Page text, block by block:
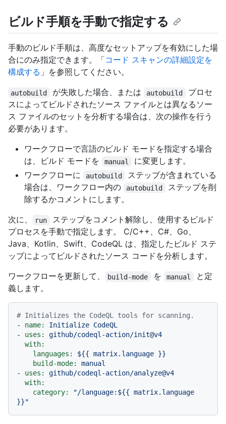
ビルド手順を手動で指定する
手動のビルド手順は、高度なセットアップを有効にした場
合にのみ指定できます。「コード スキャンの詳細設定を
構成する 」を参照してください。
autobuild が失敗した場合、または autobuild
プロセ
スによってビルドされたソース ファイルとは異なるソー
ス ファイルのセットを分析する場合は、次の操作を行う
必要があります。
ワークフローで言語のビルド モードを指定する場合
は、ビルド モードを
manual
に変更します。
ワークフローに
autobuild
ステップが含まれている
場合は、ワークフロー内の
autobuild
ステップを削
除するかコメントにします。
次に、
run
ステップをコメント解除し、使用するビルド
プロセスを手動で指定します。 C/C++、C#、Go、
Java、Kotlin、Swift、CodeQL は、指定したビルド ステ
ップによってビルドされたソース コードを分析します。
ワークフローを更新して、
build-mode を manual
と定
義します。
# Initializes the CodeQL tools for scanning.
-
name: Initialize CodeQL
-
uses:
github/codeql-action/init@v4
with:
languages:
${{ matrix.language }}
build-mode:
manual
-
uses:
github/codeql-action/analyze@v4
with:
category:
"/language:${{ matrix.language
}}"